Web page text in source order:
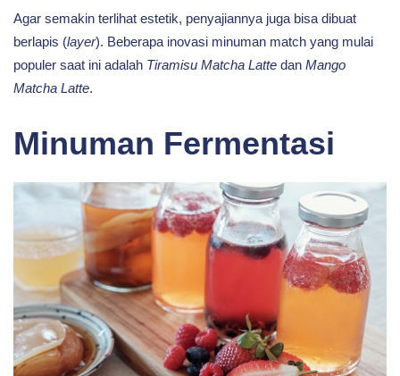
Agar semakin terlihat estetik, penyajiannya juga bisa dibuat
berlapis (layer). Beberapa inovasi minuman match yang mulai
populer saat ini adalah Tiramisu Matcha Latte dan Mango
Matcha Latte.
Minuman Fermentasi